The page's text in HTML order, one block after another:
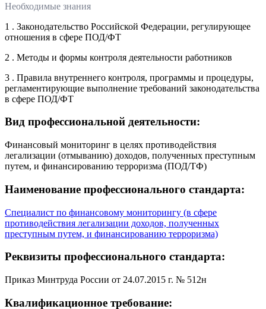
Необходимые знания
1 . Законодательство Российской Федерации, регулирующее
отношения в сфере ПОД/ФТ
2 . Методы и формы контроля деятельности работников
3 . Правила внутреннего контроля, программы и процедуры,
регламентирующие выполнение требований законодательства
в сфере ПОД/ФТ
Вид профессиональной деятельности:
Финансовый мониторинг в целях противодействия
легализации (отмыванию) доходов, полученных преступным
путем, и финансированию терроризма (ПОД/ТФ)
Наименование профессионального стандарта:
Специалист по финансовому мониторингу (в сфере
противодействия легализации доходов, полученных
преступным путем, и финансированию терроризма)
Реквизиты профессионального стандарта:
Приказ Минтруда России от 24.07.2015 г. № 512н
Квалификационное требование: